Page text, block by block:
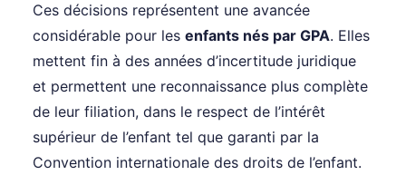
Ces décisions représentent une avancée
considérable pour les enfants nés par GPA. Elles
mettent fin à des années d’incertitude juridique
et permettent une reconnaissance plus complète
de leur filiation, dans le respect de l’intérêt
supérieur de l’enfant tel que garanti par la
Convention internationale des droits de l’enfant.